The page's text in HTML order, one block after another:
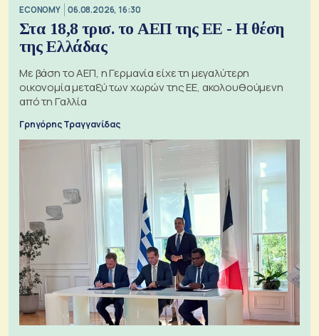
ECONOMY 06.08.2026, 16:30
Στα 18,8 τρισ. το ΑΕΠ της ΕΕ - Η θέση
της Ελλάδας
Με βάση το ΑΕΠ, η Γερμανία είχε τη μεγαλύτερη
οικονομία μεταξύ των χωρών της ΕΕ, ακολουθούμενη
από τη Γαλλία
Γρηγόρης Τραγγανίδας